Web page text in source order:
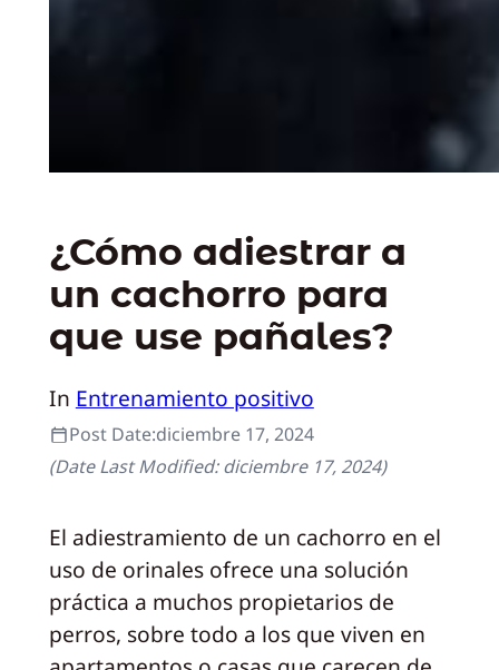
¿Cómo adiestrar a
un cachorro para
que use pañales?
In Entrenamiento positivo
Post Date:diciembre 17, 2024
(Date Last Modified:diciembre 17, 2024)
El adiestramiento de un cachorro en el
uso de orinales ofrece una solución
práctica a muchos propietarios de
perros, sobre todo a los que viven en